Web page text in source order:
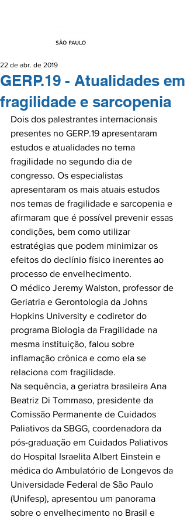
GERP.19 - Atualidades em
fragilidade e sarcopenia
22 de abr. de 2019
Dois dos palestrantes internacionais
presentes no GERP.19 apresentaram
estudos e atualidades no tema
fragilidade no segundo dia de
congresso. Os especialistas
apresentaram os mais atuais estudos
nos temas de fragilidade e sarcopenia e
afirmaram que é possível prevenir essas
condições, bem como utilizar
estratégias que podem minimizar os
efeitos do declínio físico inerentes ao
processo de envelhecimento.
O médico Jeremy Walston, professor de
Geriatria e Gerontologia da Johns
Hopkins University e codiretor do
programa Biologia da Fragilidade na
mesma instituição, falou sobre
inflamação crônica e como ela se
relaciona com fragilidade.
Na sequência, a geriatra brasileira Ana
Beatriz Di Tommaso, presidente da
Comissão Permanente de Cuidados
Paliativos da SBGG, coordenadora da
pós-graduação em Cuidados Paliativos
do Hospital Israelita Albert Einstein e
médica do Ambulatório de Longevos da
Universidade Federal de São Paulo
(Unifesp), apresentou um panorama
sobre o envelhecimento no Brasil e